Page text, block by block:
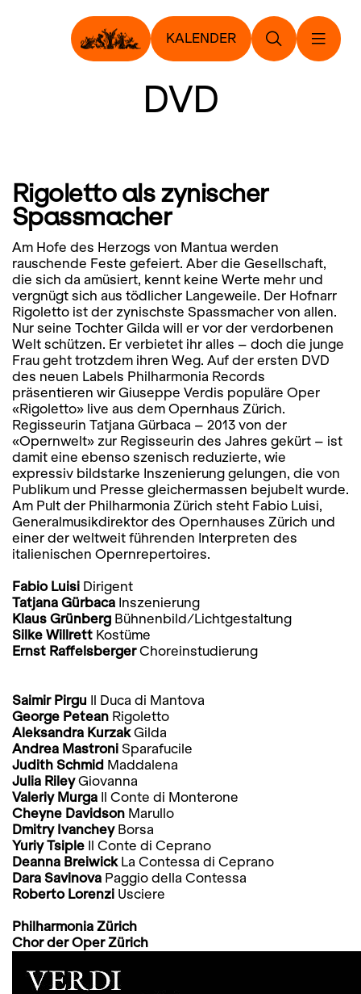
KALENDER
DVD
Rigoletto als zynischer
Spassmacher
Am Hofe des Herzogs von Mantua werden
rauschende Feste gefeiert. Aber die Gesellschaft,
die sich da amüsiert, kennt keine Werte mehr und
vergnügt sich aus tödlicher Langeweile. Der Hofnarr
Rigoletto ist der zynischste Spassmacher von allen.
Nur seine Tochter Gilda will er vor der verdorbenen
Welt schützen. Er verbietet ihr alles – doch die junge
Frau geht trotzdem ihren Weg. Auf der ersten DVD
des neuen Labels Philharmonia Records
präsentieren wir Giuseppe Verdis populäre Oper
«Rigoletto» live aus dem Opernhaus Zürich.
Regisseurin Tatjana Gürbaca – 2013 von der
«Opernwelt» zur Regisseurin des Jahres gekürt – ist
damit eine ebenso szenisch reduzierte, wie
expressiv bildstarke Inszenierung gelungen, die von
Publikum und Presse gleichermassen bejubelt wurde.
Am Pult der Philharmonia Zürich steht Fabio Luisi,
Generalmusikdirektor des Opernhauses Zürich und
einer der weltweit führenden Interpreten des
italienischen Opernrepertoires.
Fabio Luisi Dirigent
Tatjana Gürbaca Inszenierung
Klaus Grünberg Bühnenbild/Lichtgestaltung
Silke Willrett Kostüme
Ernst RaffelsbergerChoreinstudierung
Saimir Pirgu Il Duca di Mantova
George Petean Rigoletto
Aleksandra KurzakGilda
Andrea Mastroni Sparafucile
Judith Schmid Maddalena
Julia RileyGiovanna
Valeriy Murga Il Conte di Monterone
Cheyne Davidson Marullo
Dmitry Ivanchey Borsa
Yuriy Tsiple Il Conte di Ceprano
Deanna Breiwick La Contessa di Ceprano
Dara Savinova Paggio della Contessa
Roberto Lorenzi Usciere
Philharmonia Zürich
Chor der Oper Zürich